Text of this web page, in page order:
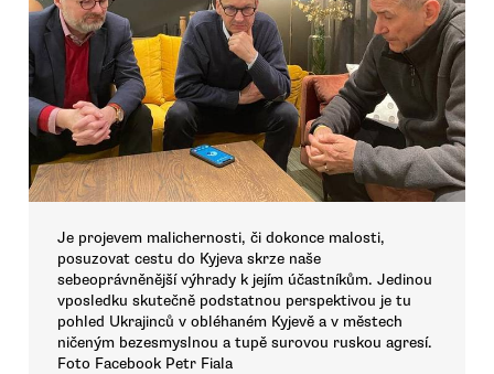
Je projevem malichernosti, či dokonce malosti,
posuzovat cestu do Kyjeva skrze naše
sebeoprávněnější výhrady k jejím účastníkům. Jedinou
vposledku skutečně podstatnou perspektivou je tu
pohled Ukrajinců v obléhaném Kyjevě a v městech
ničeným bezesmyslnou a tupě surovou ruskou agresí.
Foto Facebook Petr Fiala